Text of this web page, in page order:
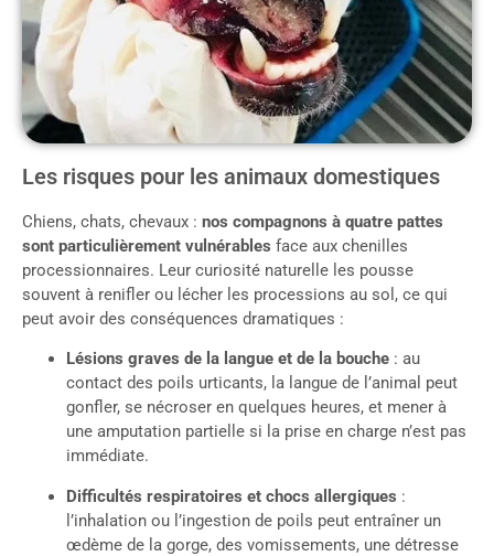
Les risques pour les animaux domestiques
Chiens, chats, chevaux : nos compagnons à quatre pattes
sont particulièrement vulnérables face aux chenilles
processionnaires. Leur curiosité naturelle les pousse
souvent à renifler ou lécher les processions au sol, ce qui
peut avoir des conséquences dramatiques :
Lésions graves de la langue et de la bouche : au
contact des poils urticants, la langue de l’animal peut
gonfler, se nécroser en quelques heures, et mener à
une amputation partielle si la prise en charge n’est pas
immédiate.
Difficultés respiratoires et chocs allergiques :
l’inhalation ou l’ingestion de poils peut entraîner un
œdème de la gorge, des vomissements, une détresse